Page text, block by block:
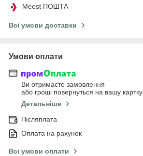
Meest ПОШТА
Всі умови доставки
Умови оплати
Ви отримаєте замовлення
або гроші повернуться на вашу картку
Детальніше
Післяплата
Оплата на рахунок
Всі умови оплати